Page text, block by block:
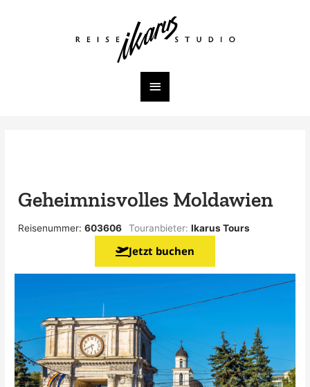
Hauptmenü
Geheimnisvolles Moldawien
Reisenummer:603606 Touranbieter:Ikarus Tours
Jetzt buchen